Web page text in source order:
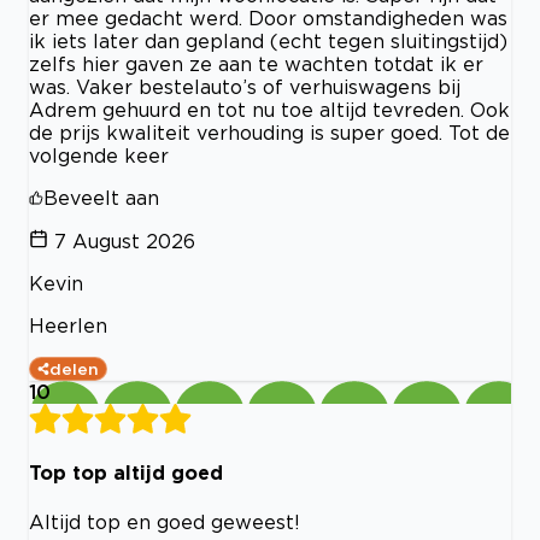
er mee gedacht werd. Door omstandigheden was
ik iets later dan gepland (echt tegen sluitingstijd)
zelfs hier gaven ze aan te wachten totdat ik er
was. Vaker bestelauto’s of verhuiswagens bij
Adrem gehuurd en tot nu toe altijd tevreden. Ook
de prijs kwaliteit verhouding is super goed. Tot de
volgende keer
Beveelt aan
7 August 2026
Kevin
Heerlen
delen
10
Top top altijd goed
Altijd top en goed geweest!